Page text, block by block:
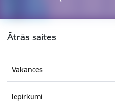
Kājene
Ātrās saites
Vakances
Iepirkumi